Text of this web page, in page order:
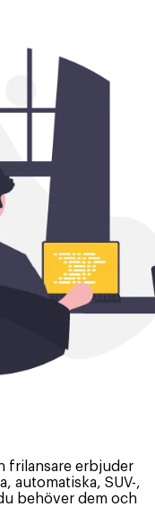
frilansare erbjuder
automatiska, SUV-,
behöver dem och